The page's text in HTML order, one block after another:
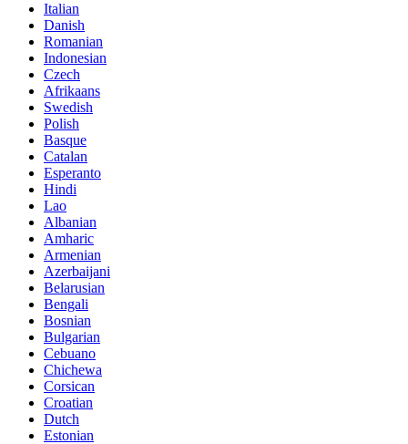
Italian
Danish
Romanian
Indonesian
Czech
Afrikaans
Swedish
Polish
Basque
Catalan
Esperanto
Hindi
Lao
Albanian
Amharic
Armenian
Azerbaijani
Belarusian
Bengali
Bosnian
Bulgarian
Cebuano
Chichewa
Corsican
Croatian
Dutch
Estonian